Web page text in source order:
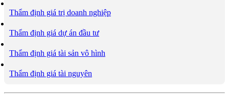
Thẩm định giá trị doanh nghiệp
Thẩm định giá dự án đầu tư
Thẩm định giá tài sản vô hình
Thẩm định giá tài nguyên